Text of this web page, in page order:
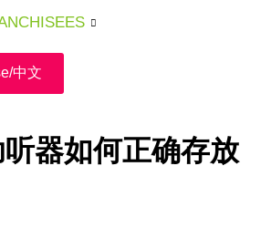
中文
器如何正确存放